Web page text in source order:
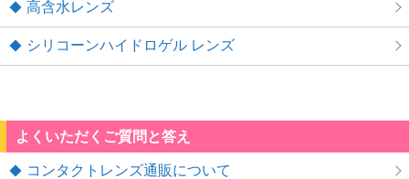
高含水レンズ
シリコーンハイドロゲル レンズ
よくいただくご質問と答え
コンタクトレンズ通販について